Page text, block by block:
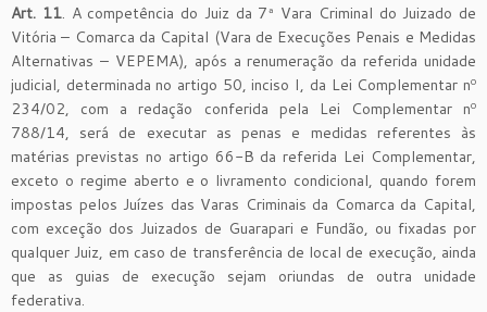
Art. 11. A competência do Juiz da 7ª Vara Criminal do Juizado de
Vitória – Comarca da Capital (Vara de Execuções Penais e Medidas
Alternativas – VEPEMA), após a renumeração da referida unidade
judicial, determinada no artigo 50, inciso I, da Lei Complementar nº
234/02, com a redação conferida pela Lei Complementar nº
788/14, será de executar as penas e medidas referentes às
matérias previstas no artigo 66-B da referida Lei Complementar,
exceto o regime aberto e o livramento condicional, quando forem
impostas pelos Juízes das Varas Criminais da Comarca da Capital,
com exceção dos Juizados de Guarapari e Fundão, ou fixadas por
qualquer Juiz, em caso de transferência de local de execução, ainda
que as guias de execução sejam oriundas de outra unidade
federativa.